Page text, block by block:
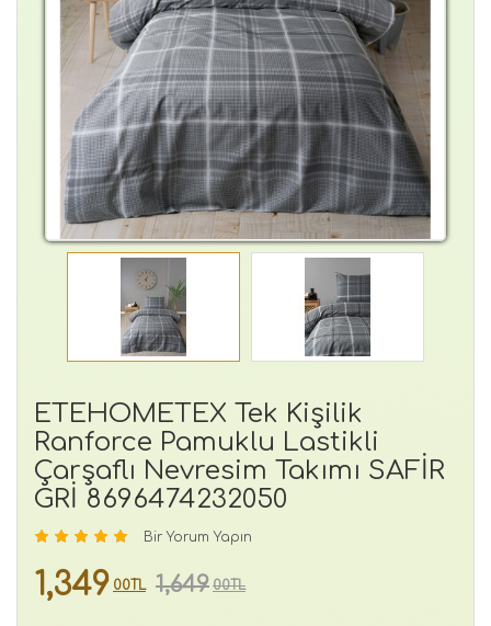
ETEHOMETEX Tek Kişilik
Ranforce Pamuklu Lastikli
Çarşaflı Nevresim Takımı SAFİR
GRİ 8696474232050
Bir Yorum Yapın
1,349 00TL 1,649 00TL